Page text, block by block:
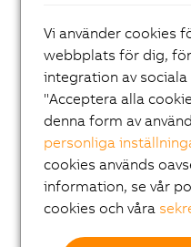
Accessories
Applications
Safety technology
Motion control
Mechatronic systems
Robotics
Mobile Automation
Vi använder cookies
webbplats för dig,
integration av sociala
"Acceptera alla
denna form av
personliga
cookies används
information, se vår
cookies och våra